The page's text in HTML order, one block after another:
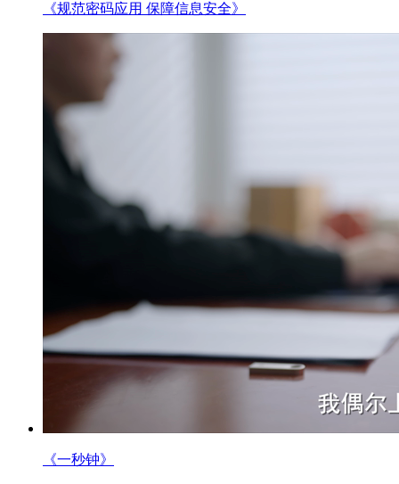
《规范密码应用 保障信息安全》
《一秒钟》